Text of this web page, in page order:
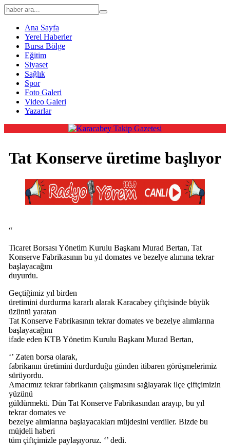
Ana Sayfa
Yerel Haberler
Bursa Bölge
Eğitim
Siyaset
Sağlık
Spor
Foto Galeri
Video Galeri
Yazarlar
Tat Konserve üretime başlıyor
“
Ticaret Borsası Yönetim Kurulu Başkanı Murad Bertan, Tat
Konserve Fabrikasının bu yıl domates ve bezelye alımına tekrar
başlayacağını
duyurdu.
Geçtiğimiz yıl birden
üretimini durdurma kararlı alarak Karacabey çiftçisinde büyük
üzüntü yaratan
Tat Konserve Fabrikasının tekrar domates ve bezelye alımlarına
başlayacağını
ifade eden KTB Yönetim Kurulu Başkanı Murad Bertan,
‘’ Zaten borsa olarak,
fabrikanın üretimini durdurduğu günden itibaren görüşmelerimiz
sürüyordu.
Amacımız tekrar fabrikanın çalışmasını sağlayarak ilçe çiftçimizin
yüzünü
güldürmekti. Dün Tat Konserve Fabrikasından arayıp, bu yıl
tekrar domates ve
bezelye alımlarına başlayacakları müjdesini verdiler. Bizde bu
müjdeli haberi
tüm çiftçimizle paylaşıyoruz. ‘’ dedi.